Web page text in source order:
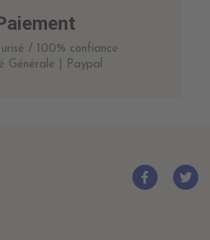
/ 100% confiance
Générale | Paypal